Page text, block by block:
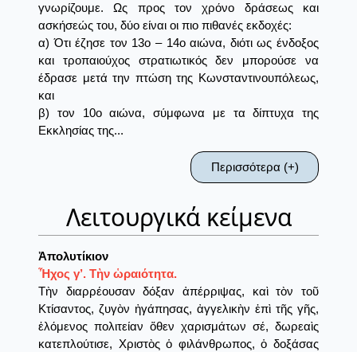
γνωρίζουμε. Ως προς τον χρόνο δράσεως και
ασκήσεώς του, δύο είναι οι πιο πιθανές εκδοχές:
α) Ότι έζησε τον 13ο – 14ο αιώνα, διότι ως ένδοξος
και τροπαιούχος στρατιωτικός δεν μπορούσε να
έδρασε μετά την πτώση της Κωνσταντινουπόλεως,
και
β) τον 10ο αιώνα, σύμφωνα με τα δίπτυχα της
Εκκλησίας της...
Περισσότερα (+)
Λειτουργικά κείμενα
Ἀπολυτίκιον
Ἦχος γ’. Τὴν ὡραιότητα.
Τὴν διαρρέουσαν δόξαν ἀπέρριψας, καὶ τὸν τοῦ
Κτίσαντος, ζυγὸν ἠγάπησας, ἀγγελικὴν ἐπὶ τῆς γῆς,
ἐλόμενος πολιτείαν ὅθεν χαρισμάτων σέ, δωρεαὶς
κατεπλούτισε, Χριστὸς ὁ φιλάνθρωπος, ὁ δοξάσας